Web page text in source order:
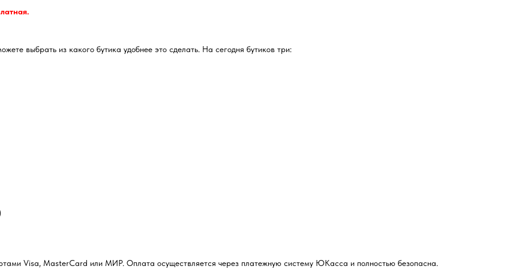
выбрать из какого бутика удобнее это сделать. На сегодня бутиков три:
Visa, MasterCard или МИР. Оплата осуществляется через платежную систему ЮКасса и полностью безопасна.